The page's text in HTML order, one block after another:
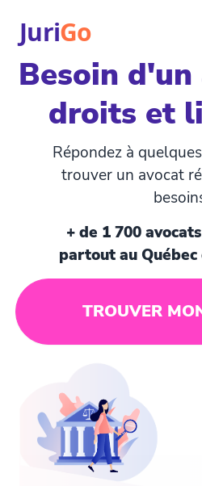
JuriGo
Consultation
Articles juridiques
Pour avocats
Trouver un
Besoin
droits et
Répondez à
trouver un avocat
+ de 1 700
partout au
TROUVER